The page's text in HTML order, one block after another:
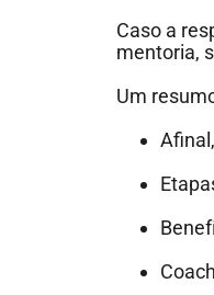
Caso a
mentoria,
Um